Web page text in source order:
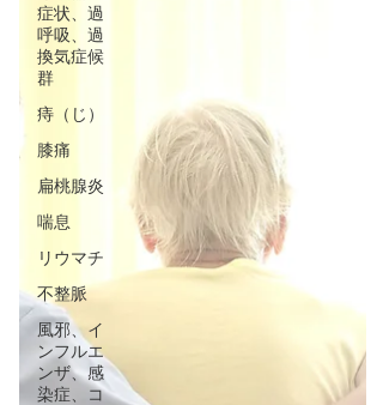
症状、過
呼吸、過
換気症候
群
痔（じ）
膝痛
扁桃腺炎
喘息
リウマチ
不整脈
風邪、イ
ンフルエ
ンザ、感
染症、コ